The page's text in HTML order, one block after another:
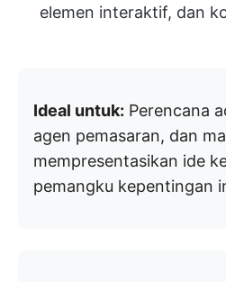
elemen interaktif, dan
Ideal untuk: Perencana
agen pemasaran, dan
mempresentasikan ide
pemangku kepentingan